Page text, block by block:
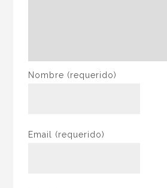
Nombre (requerido)
Email (requerido)